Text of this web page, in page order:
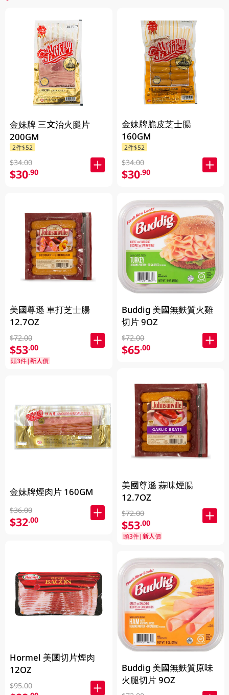
金妹牌 三文治火腿片
200GM
2件$52
$34.00
$30.90
美國尊遜 車打芝士腸
12.7OZ
$72.00
$53.00
頭3件|新人價
金妹牌煙肉片 160GM
$36.00
$32.00
Hormel 美國切片煙肉
12OZ
$95.00
金妹牌脆皮芝士腸
160GM
2件$52
$34.00
$30.90
Buddig 美國無麩質火雞
切片 9OZ
$72.00
$65.00
美國尊遜 蒜味煙腸
12.7OZ
$72.00
$53.00
頭3件|新人價
Buddig 美國無麩質原味
火腿切片 9OZ